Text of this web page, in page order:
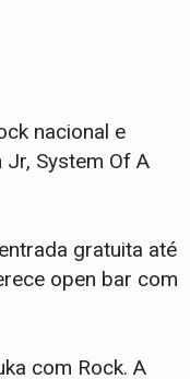
nacional e
System Of A
gratuita até
open bar com
com Rock. A